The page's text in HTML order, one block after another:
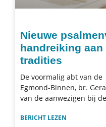
Nieuwe
handreiking
tradities
De voormalig abt van
Egmond-Binnen, br.
van de aanwezigen bij
BERICHT LEZEN